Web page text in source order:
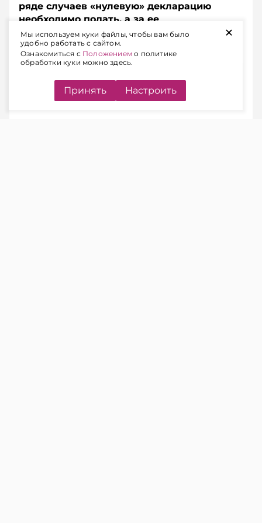
ряде случаев «нулевую» декларацию
необходимо подать, а за ее
непредставление предусмотрена
административная ответственность.
Содержание
+
Мы используем куки файлы, чтобы вам было
удобно работать с сайтом.
Ознакомиться с Положением о политике
обработки куки можно здесь.
Принять Настроить